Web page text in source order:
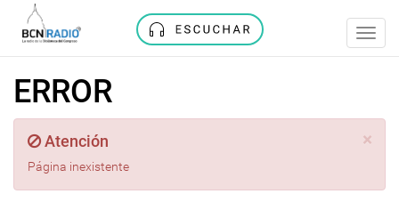
ERROR
×
Atención
Página inexistente